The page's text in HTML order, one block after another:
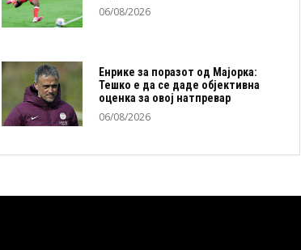
06/08/2026
Енрике за поразот од Мајорка:
Тешко е да се даде објективна
оценка за овој натпревар
06/08/2026